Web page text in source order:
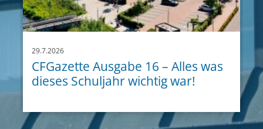
29.7.2026
CFGazette Ausgabe 16 – Alles was
dieses Schuljahr wichtig war!